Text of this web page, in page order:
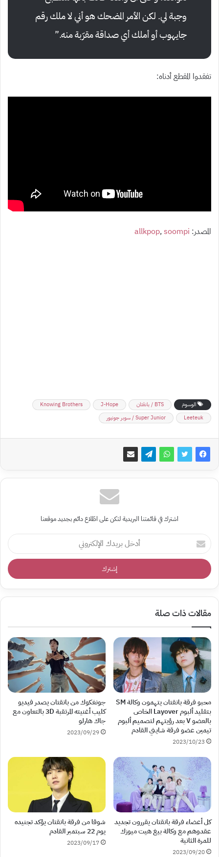
وجبة لي. لكن الأمر المضحك هو أني لا ملك رقم
جايهوب أو أملك أي صداقة مقرّبة منه.”
تفقدوا المقطع أدناه:
المصدر: allkpop, soompi
الوسوم BTS / بانقتان J-Hope
Knowing Brothers
Leeteuk
Super Junior / سوبر جونيور
اشترك في قائمتنا البريدية لتكن على اطّلاع دائم بجديد موقعنا
أدخل
بريدك
الإلكتروني
مقالات ذات صلة
محبو فرقة بانقتان يتهمون وكالة SM
بتقليد ألبوم Layover الخاص
بالعضو V بعد رؤيتهم لتصميم ألبوم
تيمين عضو فرقة شايني القادم
2023/10/23
جونغكوك من بانقتان يصدر فيديو
كليب أغنيته المرتقبة 3D بالتعاون مع
جاك هارلو
2023/09/29
كل أعضاء فرقة بانقتان يقررون تجديد
عقدوهم مع وكالة بيغ هيت ميوزك
للمرة الثانية
2023/09/20
شوقا من فرقة بانقتان يؤكد تجنيده
يوم 22 سبتمبر القادم
2023/09/17